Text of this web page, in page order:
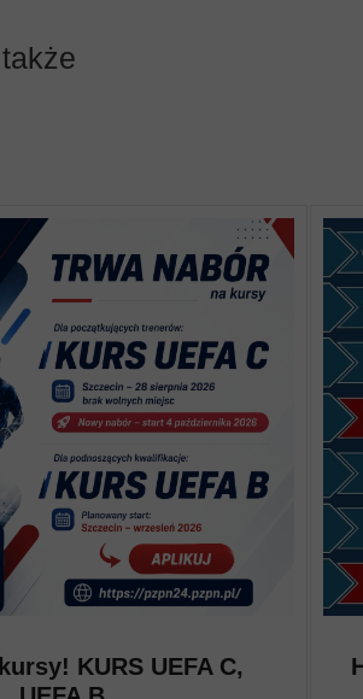
KURS UEFA C,